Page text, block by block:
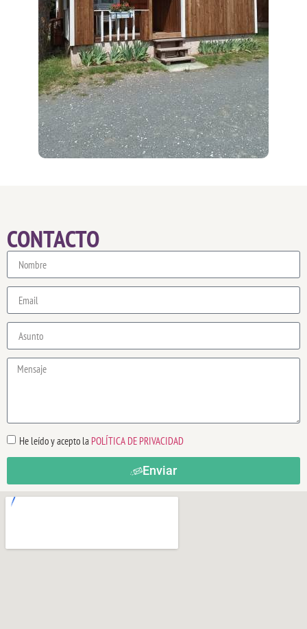
CONTACTO
He leído y acepto la POLÍTICA DE PRIVACIDAD
Enviar